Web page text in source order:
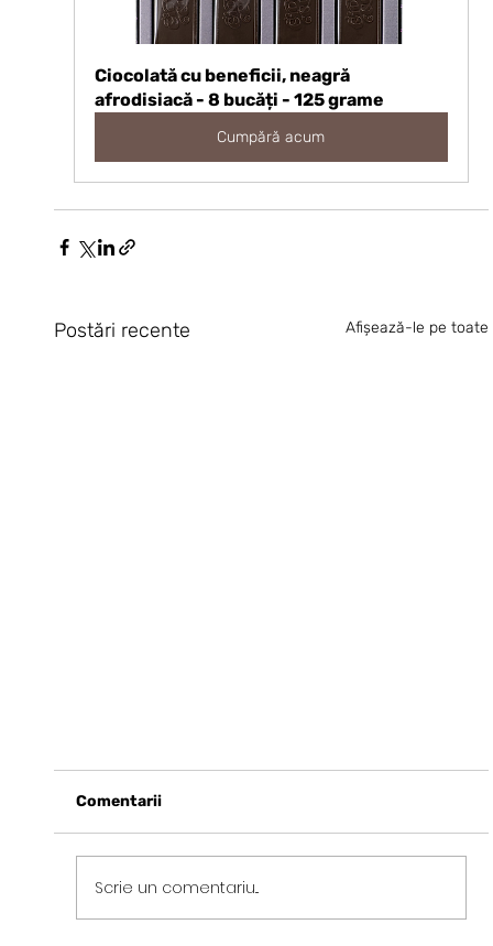
Ciocolată cu beneficii, neagră
afrodisiacă - 8 bucăți - 125 grame
Cumpără acum
Postări recente Afișează-le pe toate
Comentarii
Scrie un comentariu...